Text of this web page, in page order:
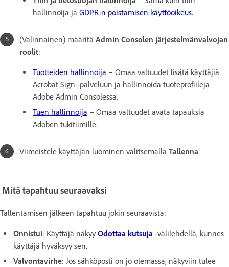
hallinnoija ja GDPR:n poistamisen käyttöoikeus.
(Valinnainen) määritä Admin Consolen järjestelmänvalvojan
roolit:
Tuotteiden hallinnoija – Omaa valtuudet lisätä käyttäjiä
Acrobat Sign -palveluun ja hallinnoida tuoteprofiileja
Adobe Admin Consolessa.
Tuen hallinnoija – Omaa valtuudet avata tapauksia
Adoben tukitiimille.
Viimeistele käyttäjän luominen valitsemalla Tallenna.
Mitä tapahtuu seuraavaksi
Tallentamisen jälkeen tapahtuu jokin seuraavista:
Onnistui: Käyttäjä näkyy Odottaa kutsuja -välilehdellä, kunnes
käyttäjä hyväksyy sen.
Valvontavirhe: Jos sähköposti on jo olemassa, näkyviin tulee